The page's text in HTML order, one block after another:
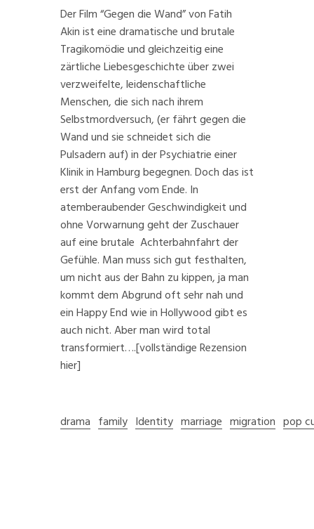
Der Film “Gegen die Wand” von Fatih
Akin ist eine dramatische und brutale
Tragikomödie und gleichzeitig eine
zärtliche Liebesgeschichte über zwei
verzweifelte, leidenschaftliche
Menschen, die sich nach ihrem
Selbstmordversuch, (er fährt gegen die
Wand und sie schneidet sich die
Pulsadern auf) in der Psychiatrie einer
Klinik in Hamburg begegnen. Doch das ist
erst der Anfang vom Ende. In
atemberaubender Geschwindigkeit und
ohne Vorwarnung geht der Zuschauer
auf eine brutale Achterbahnfahrt der
Gefühle. Man muss sich gut festhalten,
um nicht aus der Bahn zu kippen, ja man
kommt dem Abgrund oft sehr nah und
ein Happy End wie in Hollywood gibt es
auch nicht. Aber man wird total
transformiert….[vollständige Rezension
hier]
drama family Identity marriage migration pop